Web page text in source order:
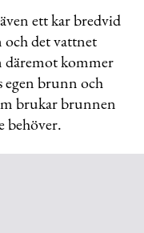
ett kar bredvid
och det vattnet
däremot kommer
egen brunn och
brukar brunnen
behöver.